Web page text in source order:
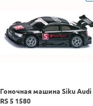
Гоночная машина Siku Audi
RS 5 1580